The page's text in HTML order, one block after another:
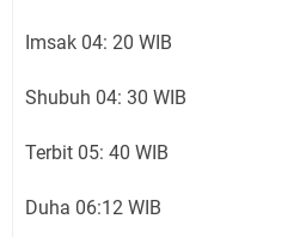
Imsak 04: 20 WIB
Shubuh 04: 30 WIB
Terbit 05: 40 WIB
Duha 06:12 WIB